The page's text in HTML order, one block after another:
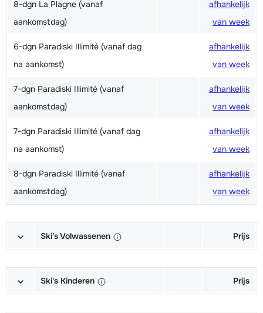
8-dgn La Plagne (vanaf
aankomstdag)
afhankelijk
van week
6-dgn Paradiski Illimité (vanaf dag
na aankomst)
afhankelijk
van week
7-dgn Paradiski Illimité (vanaf
aankomstdag)
afhankelijk
van week
7-dgn Paradiski Illimité (vanaf dag
na aankomst)
afhankelijk
van week
8-dgn Paradiski Illimité (vanaf
aankomstdag)
afhankelijk
van week
Ski's Volwassenen Prijs
Schoenen + Stokken (6/7 dagen)
van week
Ski's Kinderen Prijs